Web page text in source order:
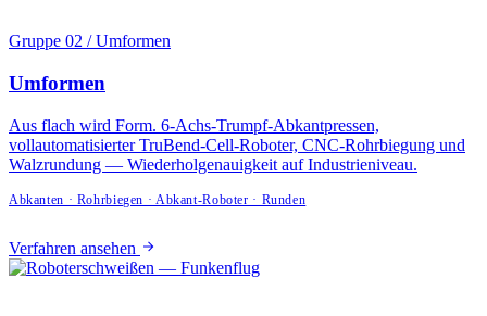
Gruppe 02 / Umformen
Umformen
Aus flach wird Form. 6-Achs-Trumpf-Abkantpressen,
vollautomatisierter TruBend-Cell-Roboter, CNC-Rohrbiegung und
Walzrundung — Wiederhol­genauigkeit auf Industrie­niveau.
Abkanten · Rohrbiegen · Abkant-Roboter · Runden
Verfahren ansehen